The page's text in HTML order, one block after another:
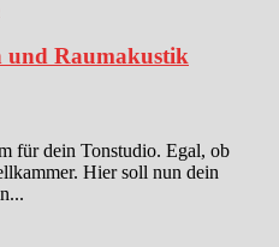
und Raumakustik
für dein Tonstudio. Egal, ob
Hier soll nun dein